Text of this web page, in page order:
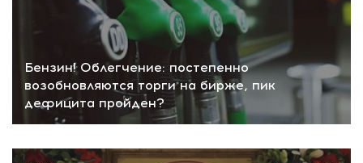
Бензин! Облегчение: постепенно
возобновляются торги на бирже, пик
дефицита пройден?